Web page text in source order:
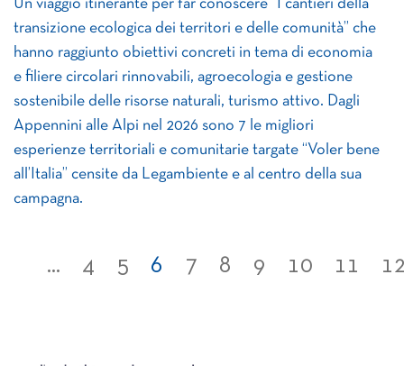
Un viaggio itinerante per far conoscere “I cantieri della
transizione ecologica dei territori e delle comunità” che
hanno raggiunto obiettivi concreti in tema di economia
e filiere circolari rinnovabili, agroecologia e gestione
sostenibile delle risorse naturali, turismo attivo. Dagli
Appennini alle Alpi nel 2026 sono 7 le migliori
esperienze territoriali e comunitarie targate “Voler bene
all’Italia” censite da Legambiente e al centro della sua
campagna.
... 4 5 6 7 8 9 10 11